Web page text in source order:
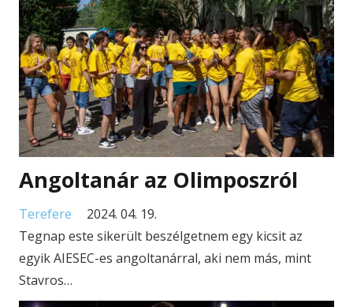
Angoltanár az Olimposzról
Terefere
2024. 04. 19.
Tegnap este sikerült beszélgetnem egy kicsit az
egyik AIESEC-es angoltanárral, aki nem más, mint
Stavros…